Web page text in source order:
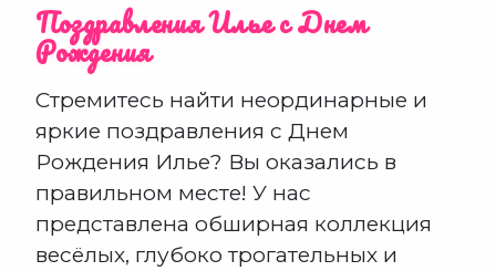
Поздравления Илье с Днем
Рождения
Стремитесь найти неординарные и
яркие поздравления с Днем
Рождения Илье? Вы оказались в
правильном месте! У нас
представлена обширная коллекция
весёлых, глубоко трогательных и